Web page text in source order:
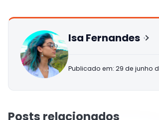
Isa Fernandes
Publicado em: 29 de junho
Posts relacionados